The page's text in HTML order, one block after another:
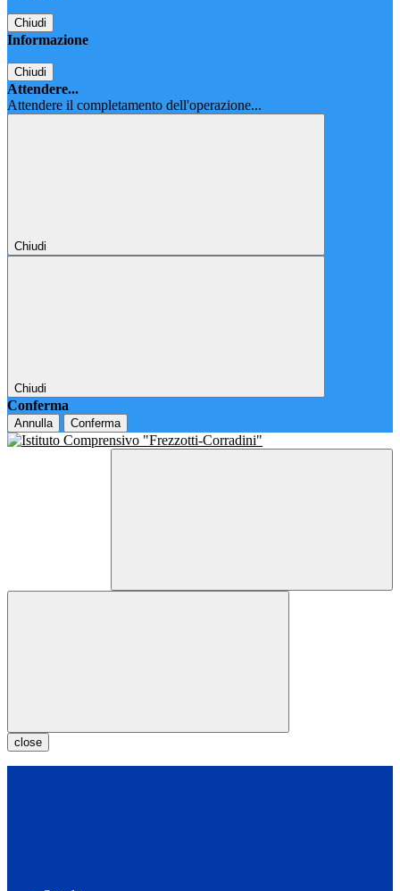
Chiudi
Informazione
Chiudi
Attendere...
Attendere il completamento dell'operazione...
Chiudi
Chiudi
Conferma
Annulla Conferma
close